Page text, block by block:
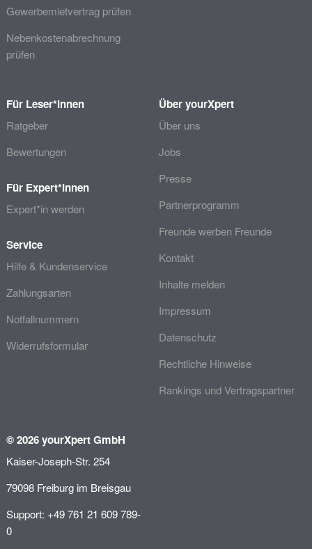
Gewerbemietvertrag prüfen
Nebenkostenabrechnung
prüfen
Für Leser*innen
Ratgeber
Bewertungen
Für Expert*innen
Expert*in werden
Service
Hilfe & Kundenservice
Zahlungsarten
Notfallnummern
Widerrufsformular
Über yourXpert
Über uns
Jobs
Presse
Partnerprogramm
Freunde werben Freunde
Kontakt
Inhalte melden
Impressum
Datenschutz
Rechtliche Hinweise
Rankings und Vertragspartner
© 2026 yourXpert GmbH
Kaiser-Joseph-Str. 254
79098 Freiburg im Breisgau
Support: +49 761 21 609 789-
0